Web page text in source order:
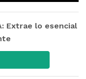
Extrae lo esencial